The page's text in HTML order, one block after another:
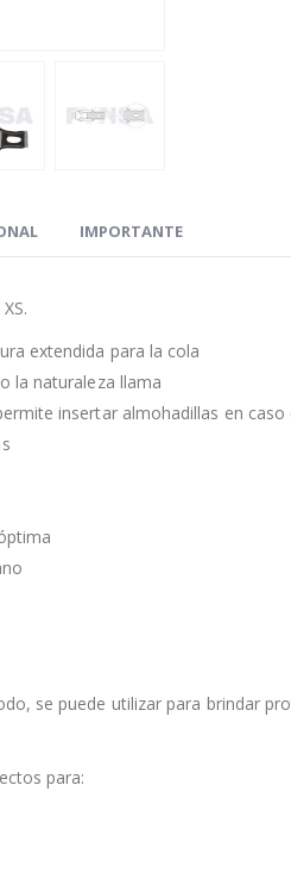
IMPORTANTE
extendida para la cola
la naturaleza llama
insertar almohadillas en caso
se puede utilizar para brindar
para: